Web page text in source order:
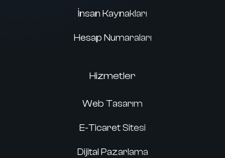
İnsan Kaynakları
Hesap Numaraları
Hizmetler
Web Tasarım
E-Ticaret Sitesi
Dijital Pazarlama